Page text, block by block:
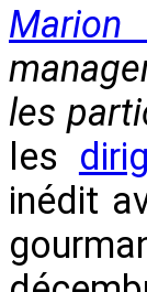
Marion
les
les
inédit